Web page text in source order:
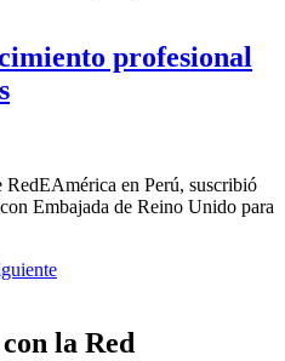
profesional
en Perú, suscribió
Embajada de Reino Unido para
la Red